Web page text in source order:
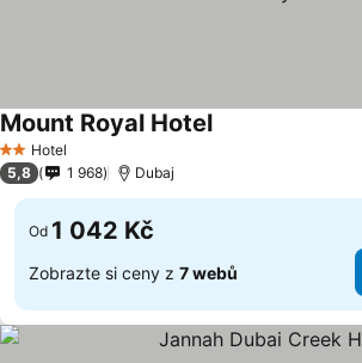
2 Počet hvězdiček
Hotel
Mount Royal Hotel
5,8 1 968 Dubaj
Od 1 042 Kč
Zobrazte si ceny z 7 webů